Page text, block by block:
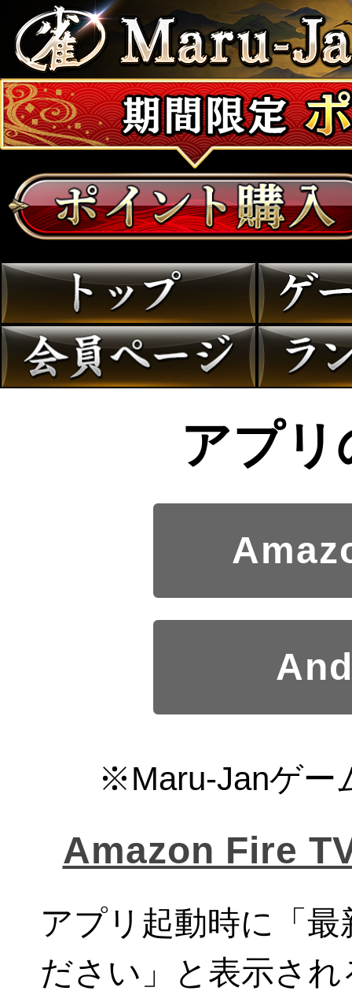
アプリ
※Maru-Janゲー
Amazon Fire
アプリ起動時に「
ださい」と表示さ